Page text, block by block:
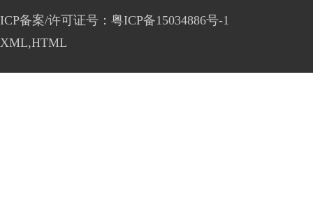
ICP备案/许可证号：粤ICP备15034886号-1
XML,HTML